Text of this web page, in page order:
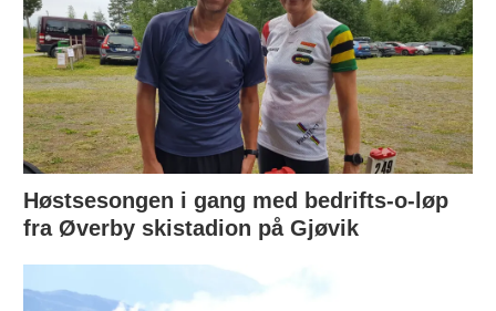
Høstsesongen i gang med bedrifts-o-løp
fra Øverby skistadion på Gjøvik